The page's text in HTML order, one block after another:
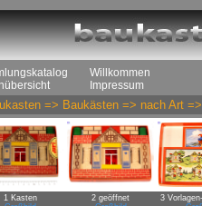
Willkommen
Impressum
=> Baukästen => nach Art
1 Kasten
2 geöffnet
3